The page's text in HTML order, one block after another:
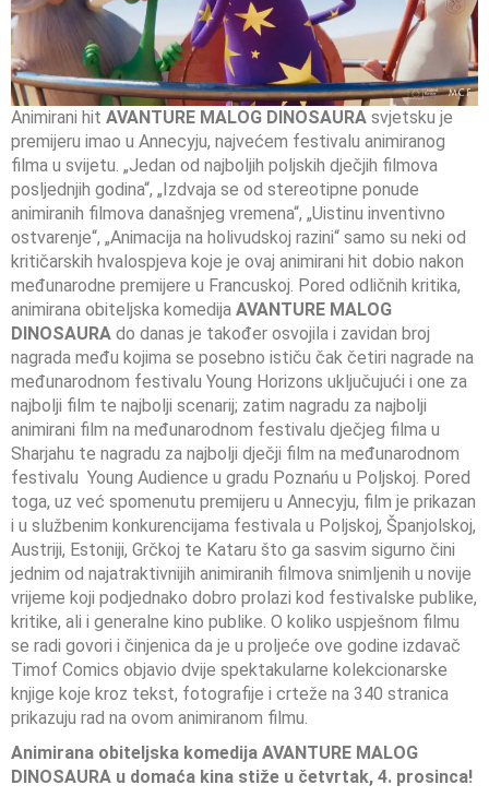
Animirani hit AVANTURE MALOG DINOSAURA svjetsku je
premijeru imao u Annecyju, najvećem festivalu animiranog
filma u svijetu. „Jedan od najboljih poljskih dječjih filmova
posljednjih godina“, „Izdvaja se od stereotipne ponude
animiranih filmova današnjeg vremena“, „Uistinu inventivno
ostvarenje“, „Animacija na holivudskoj razini“ samo su neki od
kritičarskih hvalospjeva koje je ovaj animirani hit dobio nakon
međunarodne premijere u Francuskoj. Pored odličnih kritika,
animirana obiteljska komedija AVANTURE MALOG
DINOSAURA do danas je također osvojila i zavidan broj
nagrada među kojima se posebno ističu čak četiri nagrade na
međunarodnom festivalu Young Horizons uključujući i one za
najbolji film te najbolji scenarij; zatim nagradu za najbolji
animirani film na međunarodnom festivalu dječjeg filma u
Sharjahu te nagradu za najbolji dječji film na međunarodnom
festivalu Young Audience u gradu Poznańu u Poljskoj. Pored
toga, uz već spomenutu premijeru u Annecyju, film je prikazan
i u službenim konkurencijama festivala u Poljskoj, Španjolskoj,
Austriji, Estoniji, Grčkoj te Kataru što ga sasvim sigurno čini
jednim od najatraktivnijih animiranih filmova snimljenih u novije
vrijeme koji podjednako dobro prolazi kod festivalske publike,
kritike, ali i generalne kino publike. O koliko uspješnom filmu
se radi govori i činjenica da je u proljeće ove godine izdavač
Timof Comics objavio dvije spektakularne kolekcionarske
knjige koje kroz tekst, fotografije i crteže na 340 stranica
prikazuju rad na ovom animiranom filmu.
Animirana obiteljska komedija AVANTURE MALOG
DINOSAURA u domaća kina stiže u četvrtak, 4. prosinca!